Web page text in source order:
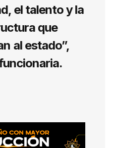
el talento y la
que
al estado”,